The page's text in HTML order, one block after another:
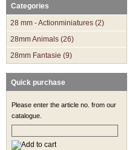
Categories
28 mm - Actionminiatures (2)
28mm Animals (26)
28mm Fantasie (9)
Quick purchase
Please enter the article no. from our
catalogue.